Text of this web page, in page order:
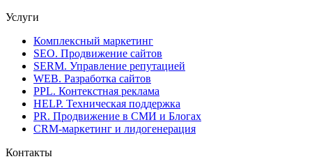
Услуги
Комплексный маркетинг
SEO. Продвижение сайтов
SERM. Управление репутацией
WEB. Разработка сайтов
PPL. Контекстная реклама
HELP. Техническая поддержка
PR. Продвижение в СМИ и Блогах
CRM-маркетинг и лидогенерация
Контакты